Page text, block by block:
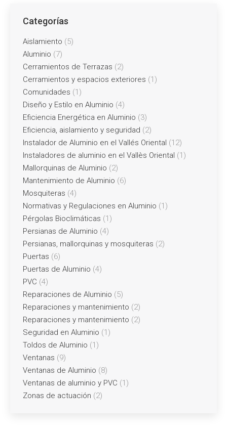
Categorías
Aislamiento (5)
Aluminio (7)
Cerramientos de Terrazas (2)
Cerramientos y espacios exteriores (1)
Comunidades (1)
Diseño y Estilo en Aluminio (4)
Eficiencia Energética en Aluminio (3)
Eficiencia, aislamiento y seguridad (2)
Instalador de Aluminio en el Vallés Oriental (12)
Instaladores de aluminio en el Vallès Oriental (1)
Mallorquinas de Aluminio (2)
Mantenimiento de Aluminio (6)
Mosquiteras (4)
Normativas y Regulaciones en Aluminio (1)
Pérgolas Bioclimáticas (1)
Persianas de Aluminio (4)
Persianas, mallorquinas y mosquiteras (2)
Puertas (6)
Puertas de Aluminio (4)
PVC (4)
Reparaciones de Aluminio (5)
Reparaciones y mantenimiento (2)
Reparaciones y mantenimiento (2)
Seguridad en Aluminio (1)
Toldos de Aluminio (1)
Ventanas (9)
Ventanas de Aluminio (8)
Ventanas de aluminio y PVC (1)
Zonas de actuación (2)